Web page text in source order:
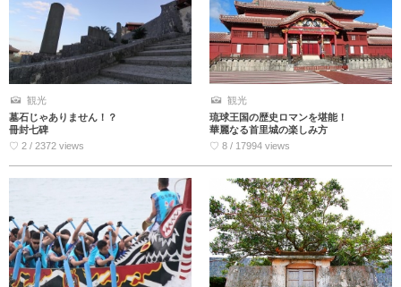
観光
墓石じゃありません！？
冊封七碑
♡ 2 / 2372 views
観光
琉球王国の歴史ロマンを堪能！
華麗なる首里城の楽しみ方
♡ 8 / 17994 views